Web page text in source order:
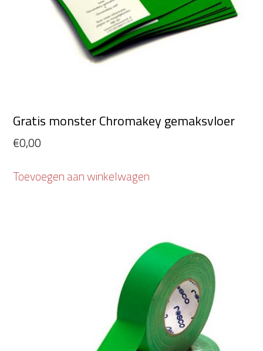
Gratis monster Chromakey gemaksvloer
€0,00
Toevoegen aan winkelwagen